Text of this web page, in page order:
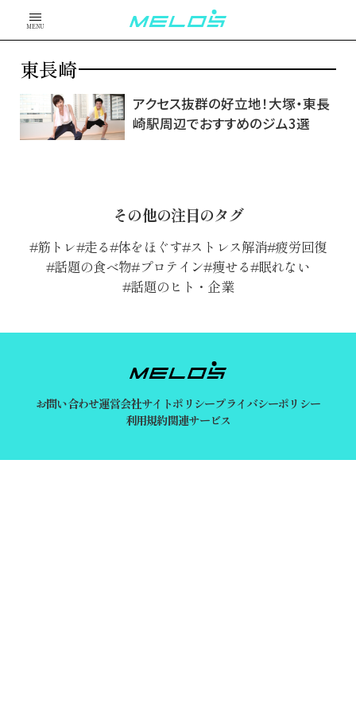
MENU
東長崎
アクセス抜群の好立地！大塚・東長
崎駅周辺でおすすめのジム3選
その他の注目のタグ
筋トレ 走る 体をほぐす ストレス解消 疲労回復
話題の食べ物 プロテイン 痩せる 眠れない
話題のヒト・企業
お問い合わせ運営会社サイトポリシープライバシーポリシー
利用規約関連サービス